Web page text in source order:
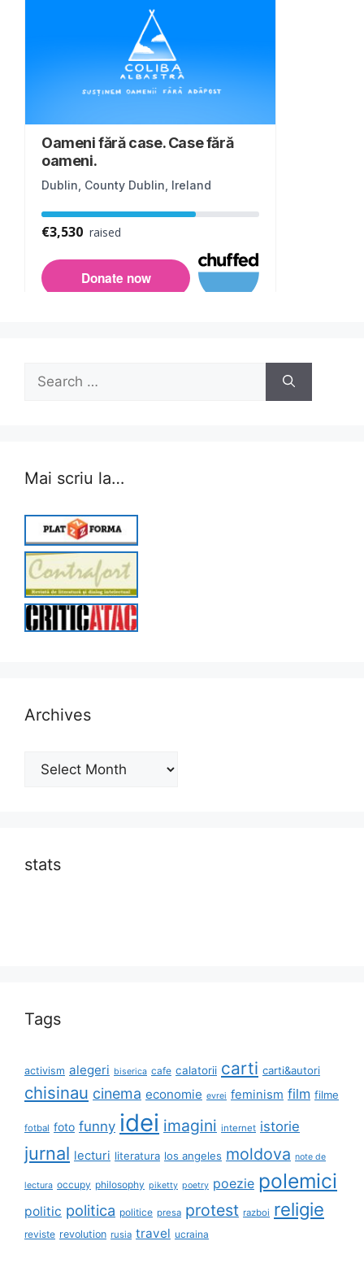
Search
for:
Mai scriu la…
Archives
Archives
stats
Tags
activism alegeri biserica cafe calatorii carti carti&autori
chisinau cinema economie evrei feminism film filme
fotbal foto funny idei imagini internet istorie
jurnal lecturi literatura los angeles moldova note de
lectura occupy philosophy piketty poetry poezie polemici
politic politica politice presa protest razboi religie
reviste revolution rusia travel ucraina